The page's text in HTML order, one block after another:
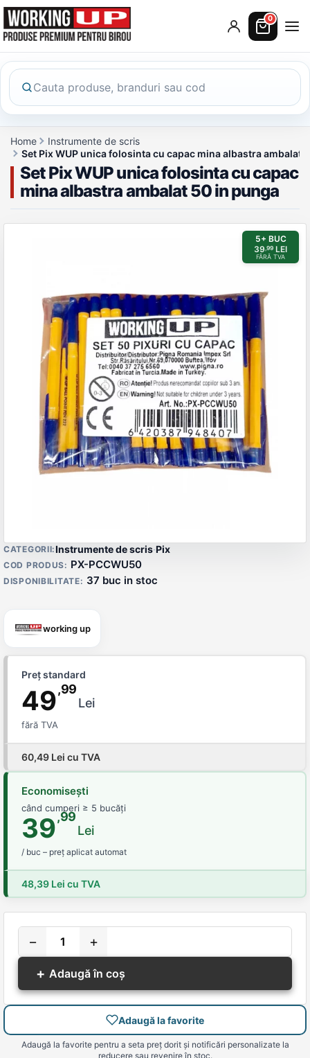
0
Home
Instrumente de scris
Set Pix WUP unica folosinta cu capac mina albastra ambalat
Set Pix WUP unica folosinta cu capac
mina albastra ambalat 50 in punga
5+ BUC
39,99 LEI
FĂRĂ TVA
Detalii produs
CATEGORII:Instrumente de scris·Pix
COD PRODUS: PX-PCCWU50
DISPONIBILITATE: 37 buc in stoc
working up
Preț standard
49,99
Lei
fără TVA
60,49 Lei cu TVA
Economisești
când cumperi ≥ 5 bucăți
39,99
Lei
/ buc – preț aplicat automat
48,39 Lei cu TVA
−
+
+ Adaugă în coș
Adaugă la favorite
Adaugă la favorite pentru a seta preț dorit și notificări personalizate la
reducere sau revenire în stoc.